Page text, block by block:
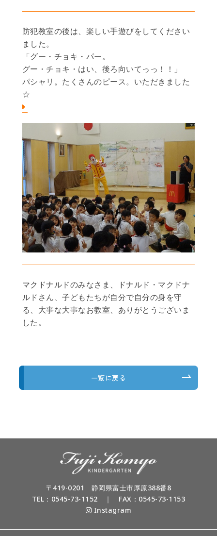
防犯教室の後は、楽しい手遊びをしてください
ました。
「グー・チョキ・パー。
グー・チョキ・はい、後ろ向いてっっ！！」
パシャリ。たくさんのピース。いただきました
☆
マクドナルドのみなさま、ドナルド・マクドナ
ルドさん、子どもたちが自分で自分の身を守
る、大事な大事なお教室、ありがとうございま
した。
一覧に戻る
〒419-0201 静岡県富士市厚原388番8
TEL： 0545-73-1152 ｜ FAX：0545-73-1153
Instagram